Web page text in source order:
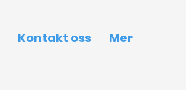
Kontakt oss Mer